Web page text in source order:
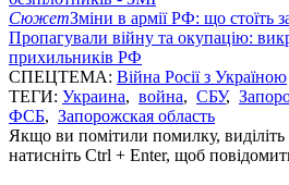
СюжетЗміни в армії РФ: що стоїть
Пропагували війну та окупацію:
прихильників РФ
СПЕЦТЕМА: Війна Росії з Україною
ТЕГИ: Украина, война, СБУ,
ФСБ, Запорожская область
Якщо ви помітили помилку, виділіть
натисніть Ctrl + Enter, щоб